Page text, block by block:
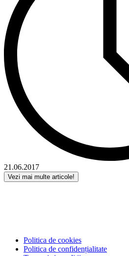
21.06.2017
Vezi mai multe articole!
Politica de cookies
Politica de confidențialitate